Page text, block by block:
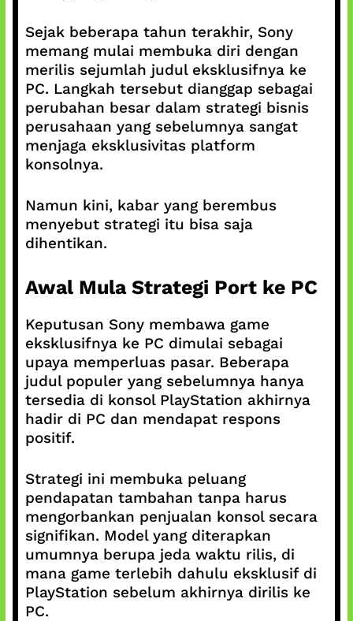
Sejak beberapa tahun terakhir, Sony
memang mulai membuka diri dengan
merilis sejumlah judul eksklusifnya ke
PC. Langkah tersebut dianggap sebagai
perubahan besar dalam strategi bisnis
perusahaan yang sebelumnya sangat
menjaga eksklusivitas platform
konsolnya.
Namun kini, kabar yang berembus
menyebut strategi itu bisa saja
dihentikan.
Awal Mula Strategi Port ke PC
Keputusan Sony membawa game
eksklusifnya ke PC dimulai sebagai
upaya memperluas pasar. Beberapa
judul populer yang sebelumnya hanya
tersedia di konsol PlayStation akhirnya
hadir di PC dan mendapat respons
positif.
Strategi ini membuka peluang
pendapatan tambahan tanpa harus
mengorbankan penjualan konsol secara
signifikan. Model yang diterapkan
umumnya berupa jeda waktu rilis, di
mana game terlebih dahulu eksklusif di
PlayStation sebelum akhirnya dirilis ke
PC.